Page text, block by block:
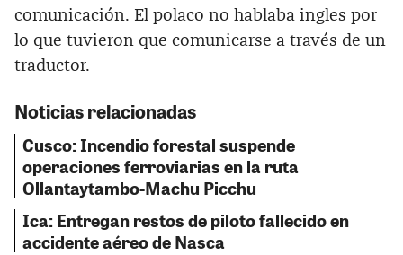
comunicación. El polaco no hablaba ingles por
lo que tuvieron que comunicarse a través de un
traductor.
Noticias relacionadas
Cusco: Incendio forestal suspende
operaciones ferroviarias en la ruta
Ollantaytambo-Machu Picchu
Ica: Entregan restos de piloto fallecido en
accidente aéreo de Nasca